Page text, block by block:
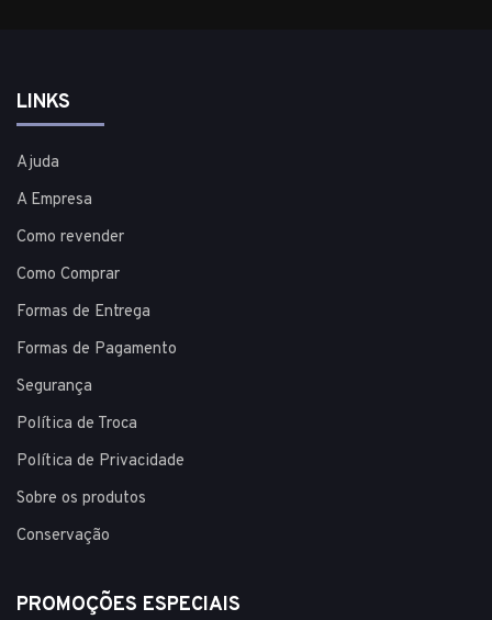
LINKS
Ajuda
A Empresa
Como revender
Como Comprar
Formas de Entrega
Formas de Pagamento
Segurança
Política de Troca
Política de Privacidade
Sobre os produtos
Conservação
PROMOÇÕES ESPECIAIS